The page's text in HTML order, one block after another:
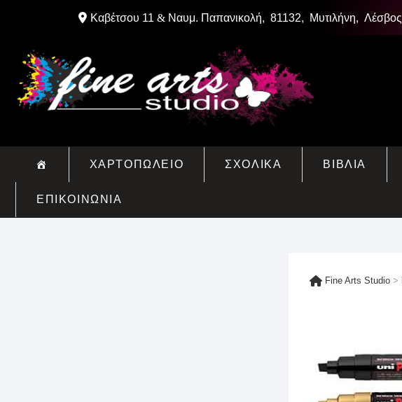
Καβέτσου 11 & Ναυμ. Παπανικολή, 81132, Μυτιλήνη, Λέσβος
ΧΑΡΤΟΠΩΛΕΙΟ ΣΧΟΛΙΚΑ ΒΙΒΛΙΑ
ΕΠΙΚΟΙΝΩΝΙΑ
Fine Arts Studio >